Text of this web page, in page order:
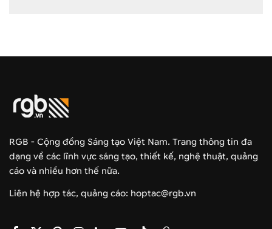
RGB - Cộng đồng Sáng tạo Việt Nam. Trang thông tin đa
dạng về các lĩnh vực sáng tạo, thiết kế, nghệ thuật, quảng
cáo và nhiều hơn thế nữa.
Liên hệ hợp tác, quảng cáo: hoptac@rgb.vn